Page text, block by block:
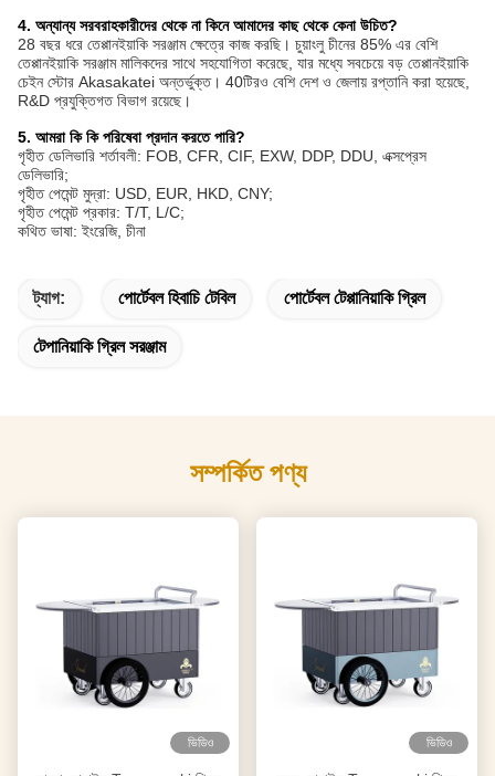
4. অন্যান্য সরবরাহকারীদের থেকে না কিনে আমাদের কাছ থেকে কেনা উচিত?
28 বছর ধরে তেপ্পানইয়াকি সরঞ্জাম ক্ষেত্রে কাজ করছি। চুয়াংলু চীনের 85% এর বেশি
তেপ্পানইয়াকি সরঞ্জাম মালিকদের সাথে সহযোগিতা করেছে, যার মধ্যে সবচেয়ে বড় তেপ্পানইয়াকি
চেইন স্টোর Akasakatei অন্তর্ভুক্ত। 40টিরও বেশি দেশ ও জেলায় রপ্তানি করা হয়েছে,
R&D প্রযুক্তিগত বিভাগ রয়েছে।
5. আমরা কি কি পরিষেবা প্রদান করতে পারি?
গৃহীত ডেলিভারি শর্তাবলী: FOB, CFR, CIF, EXW, DDP, DDU, এক্সপ্রেস
ডেলিভারি;
গৃহীত পেমেন্ট মুদ্রা: USD, EUR, HKD, CNY;
গৃহীত পেমেন্ট প্রকার: T/T, L/C;
কথিত ভাষা: ইংরেজি, চীনা
ট্যাগ: পোর্টেবল হিবাচি টেবিল পোর্টেবল টেপ্পানিয়াকি গ্রিল
টেপানিয়াকি গ্রিল সরঞ্জাম
সম্পর্কিত পণ্য
ভিডিও ভিডিও